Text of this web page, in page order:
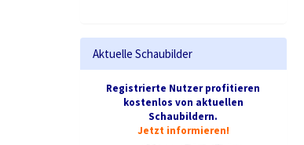
Aktuelle Schaubilder
Registrierte Nutzer profitieren
kostenlos von aktuellen
Schaubildern.
Jetzt informieren!